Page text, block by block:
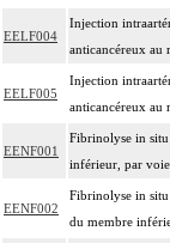
EELF004
Injection
anticancéreux au
EELF005
Injection
anticancéreux au
EENF001
Fibrinolyse in situ
inférieur, par
EENF002
Fibrinolyse in situ
du membre